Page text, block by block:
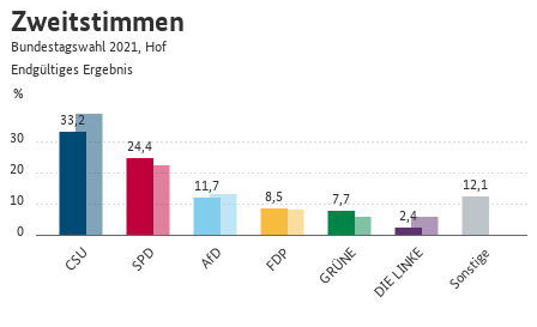
0
10
20
30
%
CSU SPD AfD FDP GRÜNE DIE LINKE Sonstige
33,2
24,4
11,7
8,5 7,7
2,4
12,1
Zweitstimmen
Bundestagswahl 2021, Hof
Endgültiges Ergebnis